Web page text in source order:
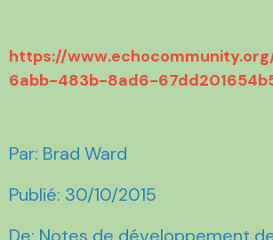
https://
6abb-483b-8ad6-
Par: Brad Ward
Publié: 30/10/2015
De: Notes de développement